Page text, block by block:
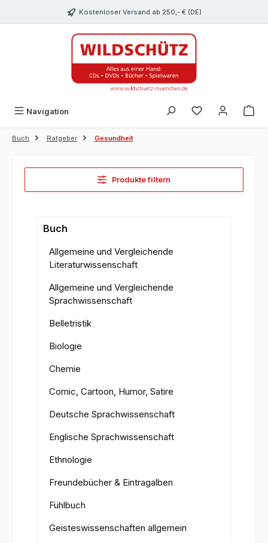
Kostenloser Versand ab 250,- € (DE)
Navigation Du hast 0
Buch Ratgeber Gesundheit
Produkte filtern
Buch
Allgemeine und Vergleichende
Literaturwissenschaft
Allgemeine und Vergleichende
Sprachwissenschaft
Belletristik
Biologie
Chemie
Comic, Cartoon, Humor, Satire
Deutsche Sprachwissenschaft
Englische Sprachwissenschaft
Ethnologie
Freundebücher & Eintragalben
Fühlbuch
Geisteswissenschaften allgemein